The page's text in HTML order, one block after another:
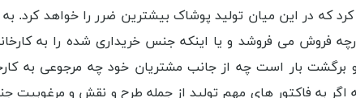
که در این میان تولید پوشاک بیشترین ضرر را خواهد کرد.
فروش می فروشد و یا اینکه جنس خریداری شده را به
بار است چه از جانب مشتریان خود چه مرجوعی به
اگر به فاکتور های مهم تولید از جمله طرح و نقش و مرغوبیت